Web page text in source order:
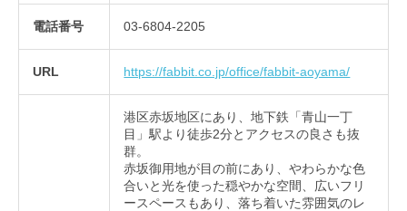
電話番号 03-6804-2205
URL https://fabbit.co.jp/office/fabbit-aoyama/
港区赤坂地区にあり、地下鉄「青山一丁
目」駅より徒歩2分とアクセスの良さも抜
群。
赤坂御用地が目の前にあり、やわらかな色
合いと光を使った穏やかな空間、広いフリ
ースペースもあり、落ち着いた雰囲気のレ